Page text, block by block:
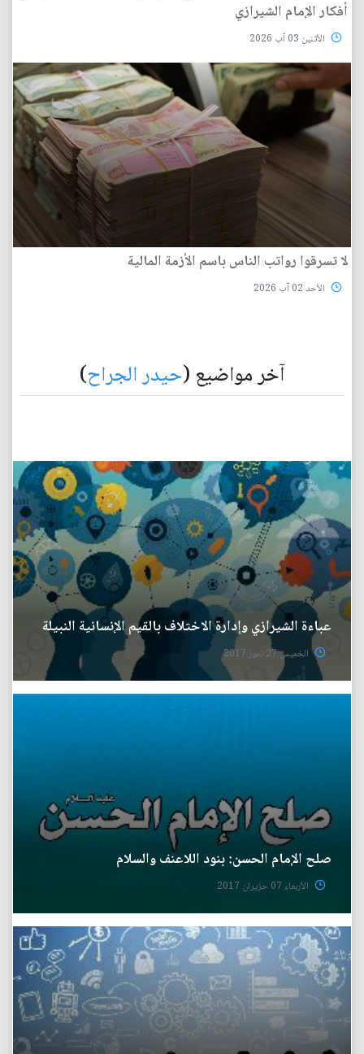
أفكار الإمام الشيرازي
الأثنين 03 آب 2026
لا تسرقوا رواتب الناس باسم الأزمة المالية
الأحد 02 آب 2026
آخر مواضيع (حيدر الجراح)
عباءة الشيرازي وإدارة الاختلاف بالقيم الإنسانية النبيلة
الخميس 27 تموز 2017
صلح الإمام الحسن: بنود اللاعنف والسلام
الأربعاء 07 حزيران 2017